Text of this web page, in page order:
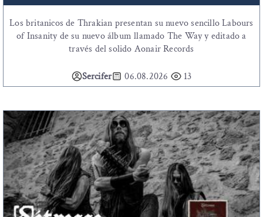
Los britanicos de Thrakian presentan su nuevo sencillo Labours
of Insanity de su nuevo álbum llamado The Way y editado a
través del solido Aonair Records
Sercifer 06.08.2026 13